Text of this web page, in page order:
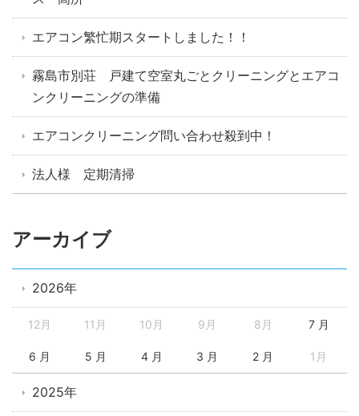
エアコン繁忙期スタートしました！！
霧島市別荘 戸建て空室丸ごとクリーニングとエアコ
ンクリーニングの準備
エアコンクリーニング問い合わせ殺到中！
法人様 定期清掃
アーカイブ
2026年
12月 11月 10月 9月 8月 7 月
6 月 5 月 4 月 3 月 2 月 1月
2025年